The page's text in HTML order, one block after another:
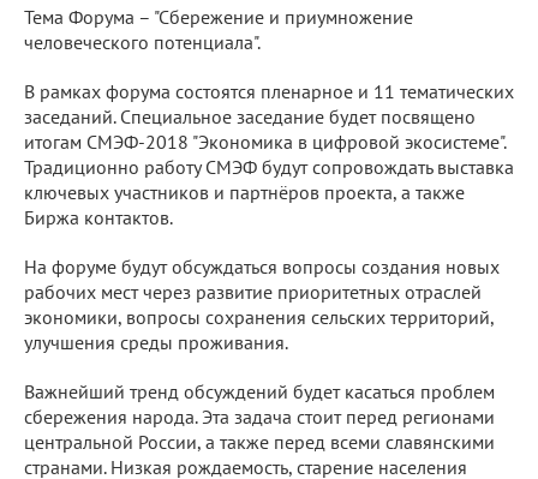
Тема Форума – "Сбережение и приумножение
человеческого потенциала".
В рамках форума состоятся пленарное и 11 тематических
заседаний. Специальное заседание будет посвящено
итогам СМЭФ-2018 "Экономика в цифровой экосистеме".
Традиционно работу СМЭФ будут сопровождать выставка
ключевых участников и партнёров проекта, а также
Биржа контактов.
На форуме будут обсуждаться вопросы создания новых
рабочих мест через развитие приоритетных отраслей
экономики, вопросы сохранения сельских территорий,
улучшения среды проживания.
Важнейший тренд обсуждений будет касаться проблем
сбережения народа. Эта задача стоит перед регионами
центральной России, а также перед всеми славянскими
странами. Низкая рождаемость, старение населения